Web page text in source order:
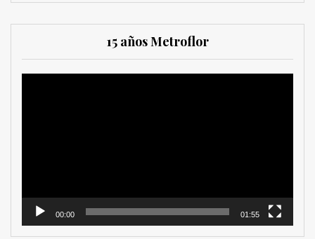
15 años Metroflor
00:00 01:55